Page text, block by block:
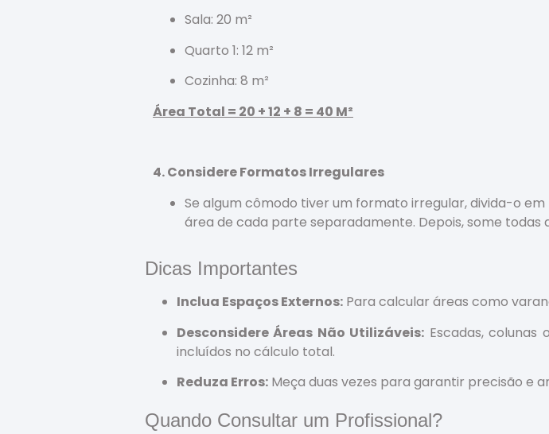
Sala: 20 m²
Quarto 1: 12 m²
Cozinha: 8 m²
Área Total = 20 + 12 + 8 = 40 M²
4. Considere Formatos Irregulares
Se algum cômodo tiver um formato irregular, divida-o
área de cada parte separadamente. Depois, some todas
Dicas Importantes
Inclua Espaços Externos: Para calcular áreas como
Desconsidere Áreas Não Utilizáveis: Escadas,
incluídos no cálculo total.
Reduza Erros: Meça duas vezes para garantir precisão e
Quando Consultar um Profissional?